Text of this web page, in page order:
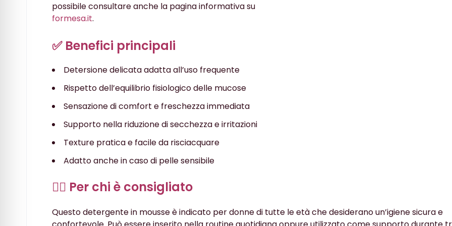
possibile consultare anche la pagina informativa su
formesa.it.
✅ Benefici principali
Detersione delicata adatta all’uso frequente
Rispetto dell’equilibrio fisiologico delle mucose
Sensazione di comfort e freschezza immediata
Supporto nella riduzione di secchezza e irritazioni
Texture pratica e facile da risciacquare
Adatto anche in caso di pelle sensibile
👩‍⚕️ Per chi è consigliato
Questo detergente in mousse è indicato per donne di tutte le età che desiderano un’igiene sicura e